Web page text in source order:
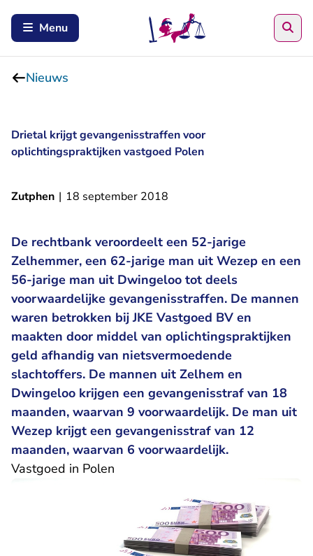
Menu
Nieuws
Drietal krijgt gevangenisstraffen voor
oplichtingspraktijken vastgoed Polen
Zutphen | 18 september 2018
De rechtbank veroordeelt een 52-jarige
Zelhemmer, een 62-jarige man uit Wezep en een
56-jarige man uit Dwingeloo tot deels
voorwaardelijke gevangenisstraffen. De mannen
waren betrokken bij JKE Vastgoed BV en
maakten door middel van oplichtingspraktijken
geld afhandig van nietsvermoedende
slachtoffers. De mannen uit Zelhem en
Dwingeloo krijgen een gevangenisstraf van 18
maanden, waarvan 9 voorwaardelijk. De man uit
Wezep krijgt een gevangenisstraf van 12
maanden, waarvan 6 voorwaardelijk.
Vastgoed in Polen